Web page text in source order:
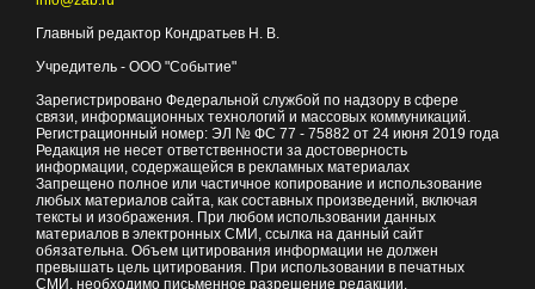
Главный редактор Кондратьев Н. В.
Учредитель - ООО "Событие"
Зарегистрировано Федеральной службой по надзору в сфере
связи, информационных технологий и массовых коммуникаций.
Регистрационный номер: ЭЛ № ФС 77 - 75882 от 24 июня 2019 года
Редакция не несет ответственности за достоверность
информации, содержащейся в рекламных материалах
Запрещено полное или частичное копирование и использование
любых материалов сайта, как составных произведений, включая
тексты и изображения. При любом использовании данных
материалов в электронных СМИ, ссылка на данный сайт
обязательна. Объем цитирования информации не должен
превышать цель цитирования. При использовании в печатных
СМИ, необходимо письменное разрешение редакции.